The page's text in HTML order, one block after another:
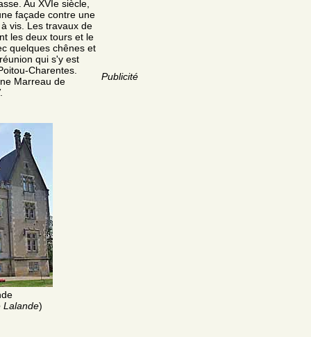
Publicité
Au XVIe siècle,
façade contre une
vis. Les travaux de
les deux tours et le
quelques chênes et
qui s'y est
Charentes.
Marreau de
Lalande)